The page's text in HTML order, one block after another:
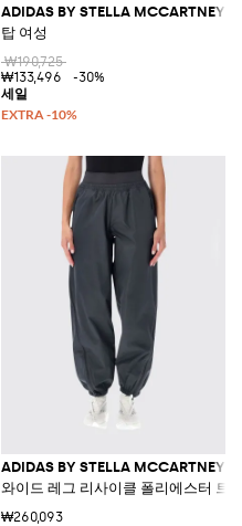
ADIDAS BY STELLA MCCARTNEY
탑 여성
₩190,725
₩133,496
-30%
ADIDAS BY STELLA MCCARTNEY
와이드 레그 리사이클 폴리에스터 트
₩260,093